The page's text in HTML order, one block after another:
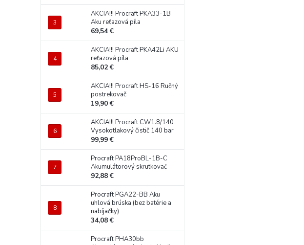
AKCIA!!! Procraft PKA33-1B
Aku reťazová píla
69,54 €
AKCIA!!! Procraft PKA42Li AKU
reťazová píla
85,02 €
AKCIA!!! Procraft HS-16 Ručný
postrekovač
19,90 €
AKCIA!!! Procraft CW1.8/140
Vysokotlakový čistič 140 bar
99,99 €
Procraft PA18ProBL-1B-C
Akumulátorový skrutkovač
92,88 €
Procraft PGA22-BB Aku
uhlová brúska (bez batérie a
nabíjačky)
34,08 €
Procraft PHA30bb